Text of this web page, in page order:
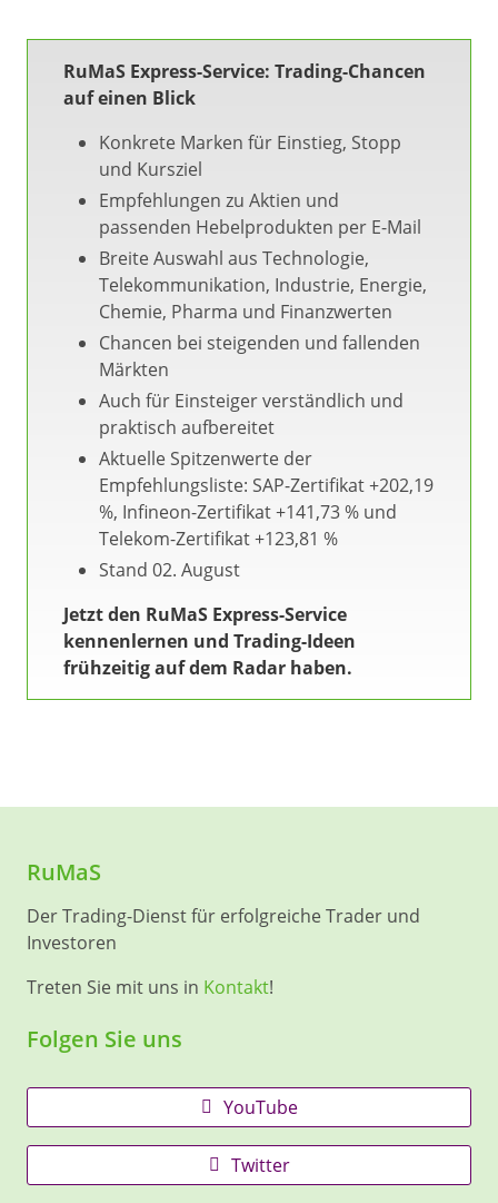
RuMaS Express-Service: Trading-Chancen
auf einen Blick
Konkrete Marken für Einstieg, Stopp
und Kursziel
Empfehlungen zu Aktien und
passenden Hebelprodukten per E-Mail
Breite Auswahl aus Technologie,
Telekommunikation, Industrie, Energie,
Chemie, Pharma und Finanzwerten
Chancen bei steigenden und fallenden
Märkten
Auch für Einsteiger verständlich und
praktisch aufbereitet
Aktuelle Spitzenwerte der
Empfehlungsliste: SAP-Zertifikat +202,19
%, Infineon-Zertifikat +141,73 % und
Telekom-Zertifikat +123,81 %
Stand 02. August
Jetzt den RuMaS Express-Service
kennenlernen und Trading-Ideen
frühzeitig auf dem Radar haben.
RuMaS
Der Trading-Dienst für erfolgreiche Trader und
Investoren
Treten Sie mit uns in Kontakt!
Folgen Sie uns
YouTube
Twitter